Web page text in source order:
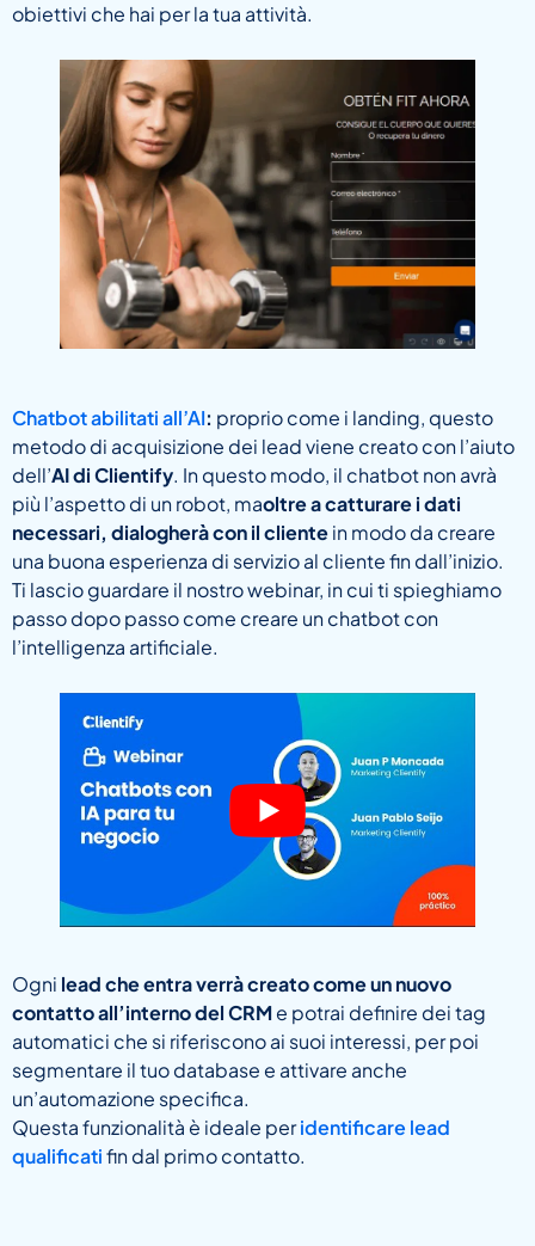
obiettivi che hai per la tua attività.
Chatbot abilitati all’AI: proprio come i landing, questo
metodo di acquisizione dei lead viene creato con l’aiuto
dell’AI di Clientify. In questo modo, il chatbot non avrà
più l’aspetto di un robot, maoltre a catturare i dati
necessari, dialogherà con il clientein modo da creare
una buona esperienza di servizio al cliente fin dall’inizio.
Ti lascio guardare il nostro webinar, in cui ti spieghiamo
passo dopo passo come creare un chatbot con
l’intelligenza artificiale.
Ogni lead che entra verrà creato come un nuovo
contatto all’interno del CRMe potrai definire dei tag
automatici che si riferiscono ai suoi interessi, per poi
segmentare il tuo database e attivare anche
un’automazione specifica.
Questa funzionalità è ideale peridentificare lead
qualificatifin dal primo contatto.